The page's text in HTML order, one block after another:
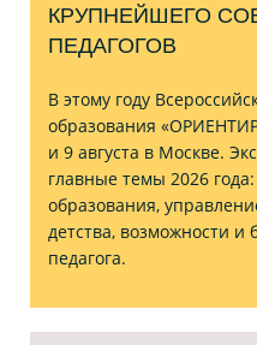
КРУПНЕЙШЕГО
ПЕДАГОГОВ
В этому году
образования
и 9 августа в Москве.
главные темы 2026
образования,
детства, возможности и
педагога.